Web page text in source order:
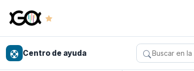
Centro de ayuda
Buscar en el